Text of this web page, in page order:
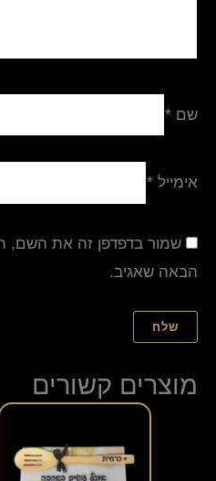
שם *
אימייל *
שמור בדפדפן זה את השם,
הבאה שאגיב.
מוצרים קשורים